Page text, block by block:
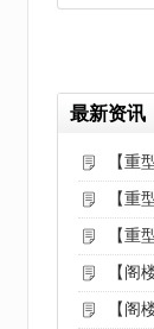
最新资讯
【重
【重
【重
【阁
【阁